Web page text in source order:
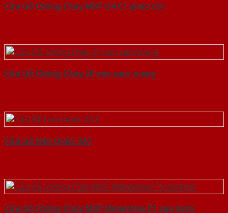
Cửa Gỗ Chống Cháy MDF O4 C1 phao chi
Cửa Gỗ Chống Cháy 2P son xam trang
Cửa Gỗ Hàn Quốc 3A1
Cửa Gỗ Chống Cháy MDF Melamine P1 van kem